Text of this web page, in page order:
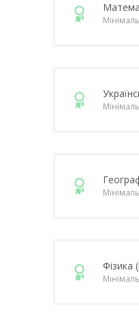
Фізика